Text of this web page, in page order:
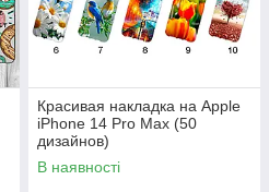
Красивая накладка на Apple
iPhone 14 Pro Max (50
дизайнов)
В наявності